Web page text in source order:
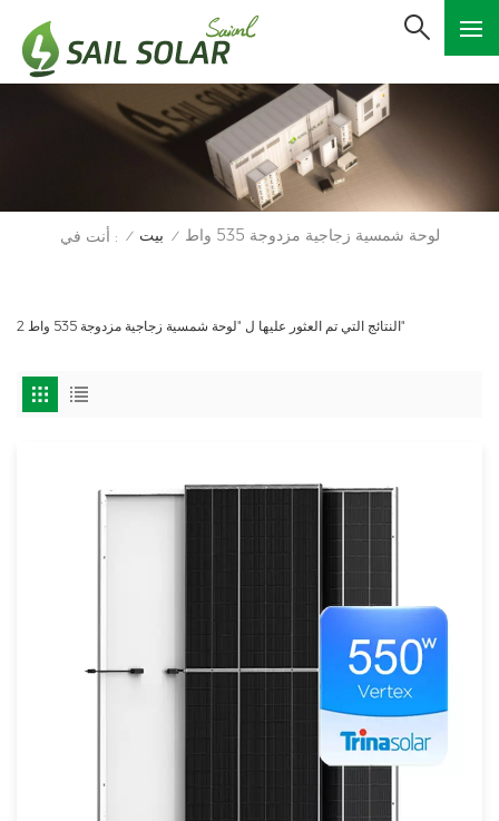
أنت في : / بيت / لوحة شمسية زجاجية مزدوجة 535 واط
2 النتائج التي تم العثور عليها ل "لوحة شمسية زجاجية مزدوجة 535 واط"